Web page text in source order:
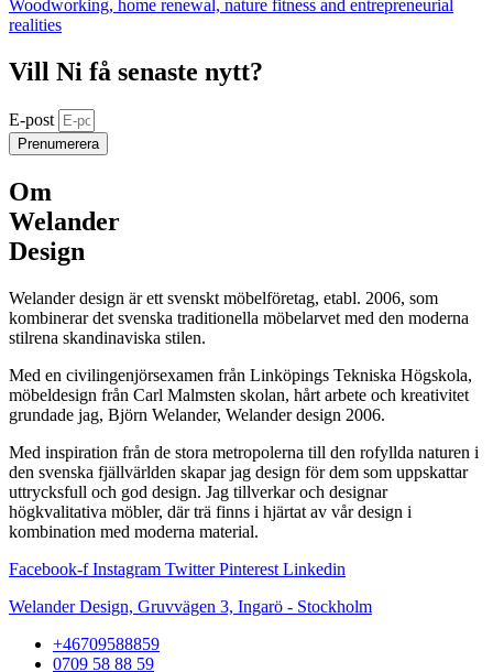
Woodworking, home renewal, nature fitness and entrepreneurial
realities
Vill Ni få senaste nytt?
E-post
Prenumerera
Om
Welander
Design
Welander design är ett svenskt möbelföretag, etabl. 2006, som
kombinerar det svenska traditionella möbelarvet med den moderna
stilrena skandinaviska stilen.
Med en civilingenjörsexamen från Linköpings Tekniska Högskola,
möbeldesign från Carl Malmsten skolan, hårt arbete och kreativitet
grundade jag, Björn Welander, Welander design 2006.
Med inspiration från de stora metropolerna till den rofyllda naturen i
den svenska fjällvärlden skapar jag design för dem som uppskattar
uttrycksfull och god design. Jag tillverkar och designar
högkvalitativa möbler, där trä finns i hjärtat av vår design i
kombination med moderna material.
Facebook-f Instagram Twitter Pinterest Linkedin
Welander Design, Gruvvägen 3, Ingarö - Stockholm
+46709588859
0709 58 88 59